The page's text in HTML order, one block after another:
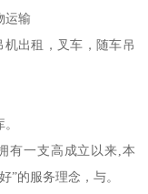
运输
机出租，叉车，随车吊
有一支高成立以来,本
”的服务理念，与。